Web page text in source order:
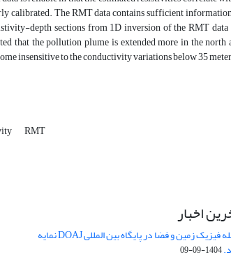
calibrated. The RMT data contains sufficient
depth sections from 1D inversion of the RMT
that the pollution plume is extended more in the north
insensitive to the conductivity variations below 35
RMT
اخبار
مجله فیزیک زمین و فضا در پایگاه بین المللی DOAJ نمایه
1404-09-09